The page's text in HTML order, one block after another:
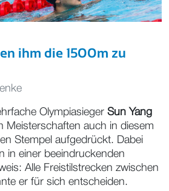
ihm die 1500m zu
Olympiasieger Sun Yang
Meisterschaften auch in diesem
Stempel aufgedrückt. Dabei
in einer beeindruckenden
Alle Freistilstrecken zwischen
er für sich entscheiden.